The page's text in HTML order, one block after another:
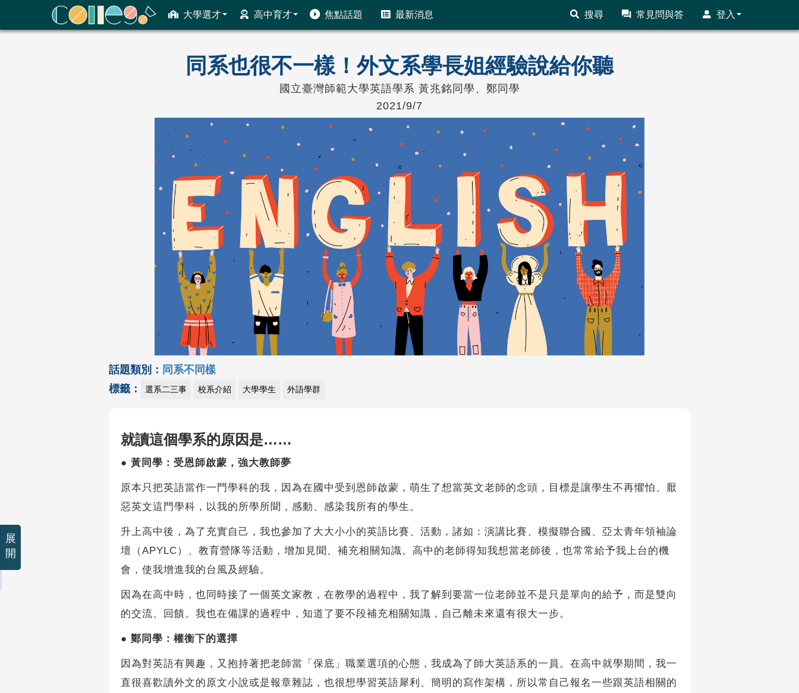
大學選才 高中育才 焦點話題 最新消息 搜尋 常見問與答 登入
ColleGo! 大學選才與高中育才輔助系統
同系也很不一樣！外文系學長姐經驗說給你聽
國立臺灣師範大學英語學系 黃兆銘同學、鄭同學
2021/9/7
話題類別： 同系不同樣
標籤：
選系二三事 校系介紹 大學學生 外語學群
就讀這個學系的原因是……
● 黃同學：受恩師啟蒙，強大教師夢
原本只把英語當作一門學科的我，因為在國中受到恩師啟蒙，萌生了想當英文老師的念頭，目標是讓學生不再懼怕、厭
惡英文這門學科，以我的所學所聞，感動、感染我所有的學生。
升上高中後，為了充實自己，我也參加了大大小小的英語比賽、活動，諸如：演講比賽、模擬聯合國、亞太青年領袖論
壇（APYLC）、教育營隊等活動，增加見聞、補充相關知識。高中的老師得知我想當老師後，也常常給予我上台的機
會，使我增進我的台風及經驗。
因為在高中時，也同時接了一個英文家教，在教學的過程中，我了解到要當一位老師並不是只是單向的給予，而是雙向
的交流、回饋。我也在備課的過程中，知道了要不段補充相關知識，自己離未來還有很大一步。
● 鄭同學：權衡下的選擇
因為對英語有興趣，又抱持著把老師當「保底」職業選項的心態，我成為了師大英語系的一員。在高中就學期間，我一
直很喜歡讀外文的原文小說或是報章雜誌，也很想學習英語犀利、簡明的寫作架構，所以常自己報名一些跟英語相關的
展
開